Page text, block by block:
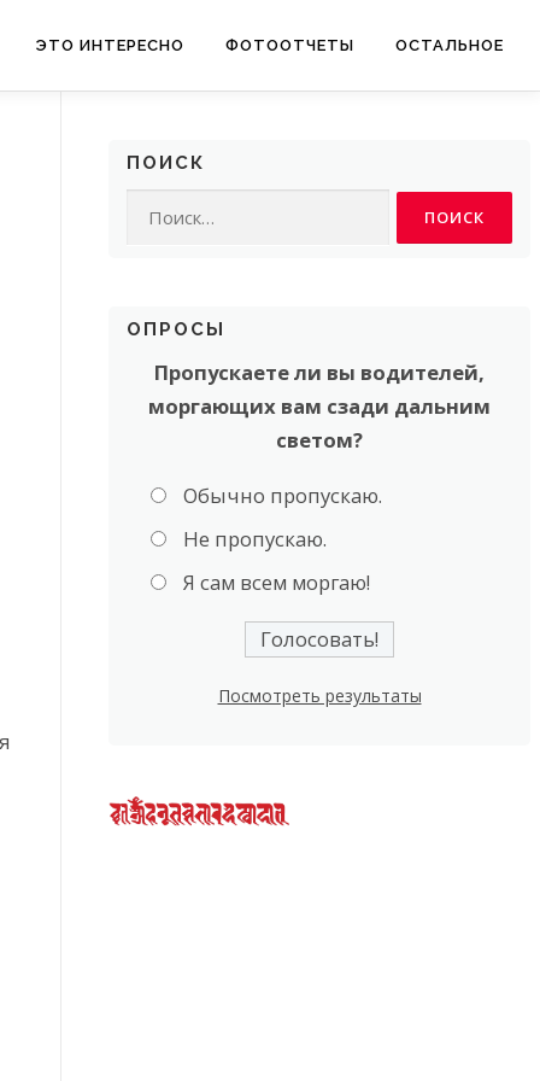
ЭТО ИНТЕРЕСНО ФОТООТЧЕТЫ ОСТАЛЬНОЕ
ПОИСК
ОПРОСЫ
Пропускаете ли вы водителей,
моргающих вам сзади дальним
светом?
Обычно пропускаю.
Не пропускаю.
Я сам всем моргаю!
Посмотреть результаты